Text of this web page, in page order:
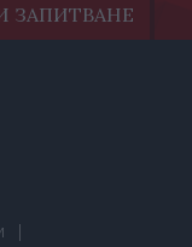
ЗАПИТВАНЕ